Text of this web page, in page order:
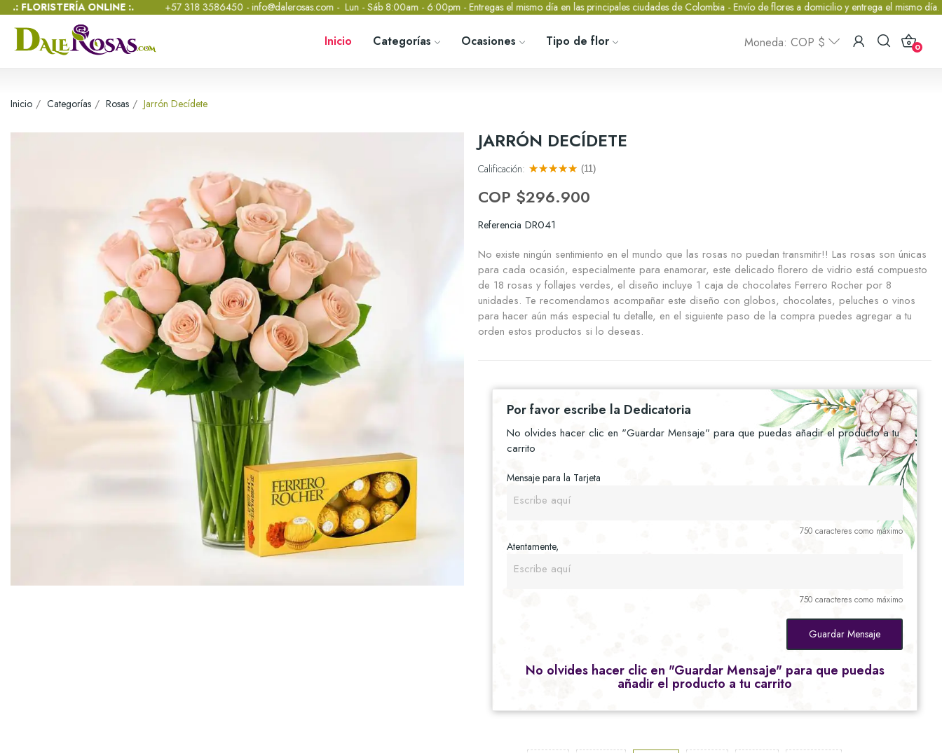
ONLINE :.+57 318 3586450 -info@dalerosas.com- Lun - Sáb 8:00am - 6:00pm - Entregas el mismo día en las principales ciudades de Colombia - Envío de flores a domicilio y entrega el mismo día..:
Inicio Categorías Ocasiones Tipo de flor Moneda: COP $ 0
Inicio Categorías Rosas Jarrón Decídete
JARRÓN DECÍDETE
Calificación: (11)
COP $296.900
Referencia DR041
No existe ningún sentimiento en el mundo que las rosas no puedan transmitir!! Las rosas son únicas
para cada ocasión, especialmente para enamorar, este delicado florero de vidrio está compuesto
de 18 rosas y follajes verdes, el diseño incluye 1 caja de chocolates Ferrero Rocher por 8
unidades. Te recomendamos acompañar este diseño con globos, chocolates, peluches o vinos
para hacer aún más especial tu detalle, en el siguiente paso de la compra puedes agregar a tu
orden estos productos si lo deseas.
Por favor escribe la Dedicatoria
No olvides hacer clic en "Guardar Mensaje" para que puedas añadir el producto a tu
carrito
Mensaje para la Tarjeta
750 caracteres como máximo
Atentamente,
750 caracteres como máximo
Guardar Mensaje
No olvides hacer clic en "Guardar Mensaje" para que puedas
añadir el producto a tu carrito